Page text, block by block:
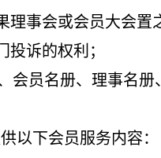
理事会或会员大会
诉的权利；
会员名册、理事名
以下会员服务内容：